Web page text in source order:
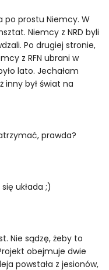
po prostu Niemcy. W
Niemcy z NRD byli
Po drugiej stronie,
z RFN ubrani w
lato. Jechałam
inny był świat na
prawda?
układa ;)
Nie sądzę, żeby to
obejmuje dwie
powstała z jesionów,